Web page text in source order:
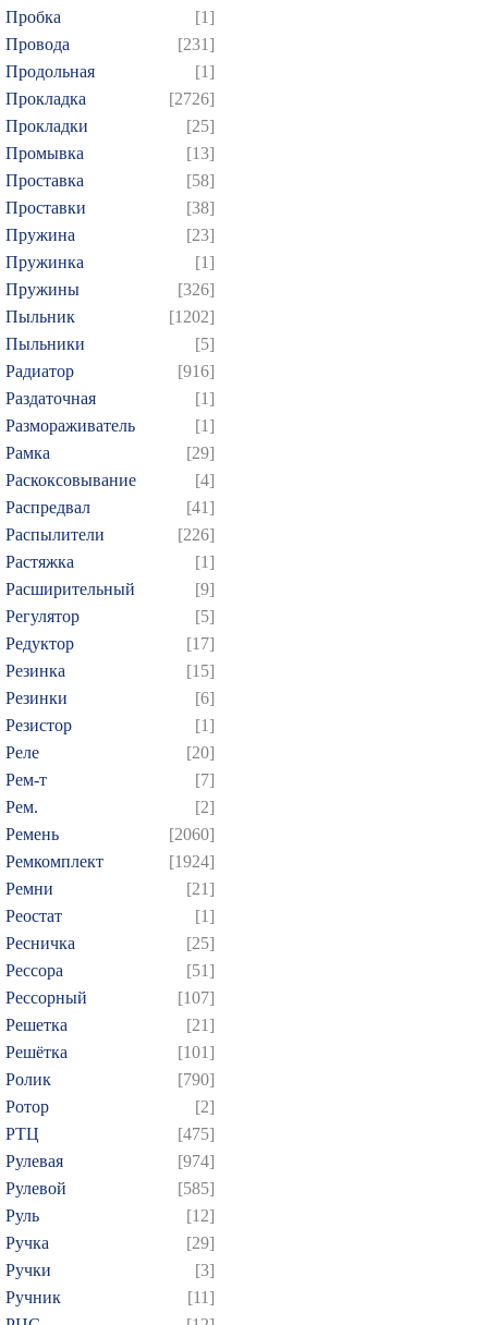
Пробка
[1]
Провода
[231]
Продольная
[1]
Прокладка
[2726]
Прокладки
[25]
Промывка
[13]
Проставка
[58]
Проставки
[38]
Пружина
[23]
Пружинка
[1]
Пружины
[326]
Пыльник
[1202]
Пыльники
[5]
Радиатор
[916]
Раздаточная
[1]
Размораживатель
[1]
Рамка
[29]
Раскоксовывание
[4]
Распредвал
[41]
Распылители
[226]
Растяжка
[1]
Расширительный
[9]
Регулятор
[5]
Редуктор
[17]
Резинка
[15]
Резинки
[6]
Резистор
[1]
Реле
[20]
Рем-т
[7]
Рем.
[2]
Ремень
[2060]
Ремкомплект
[1924]
Ремни
[21]
Реостат
[1]
Ресничка
[25]
Рессора
[51]
Рессорный
[107]
Решетка
[21]
Решётка
[101]
Ролик
[790]
Ротор
[2]
РТЦ
[475]
Рулевая
[974]
Рулевой
[585]
Руль
[12]
Ручка
[29]
Ручки
[3]
Ручник
[11]